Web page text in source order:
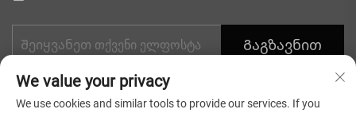
Გაგზავნით
We value your privacy
We use cookies and similar tools to provide our services. If you